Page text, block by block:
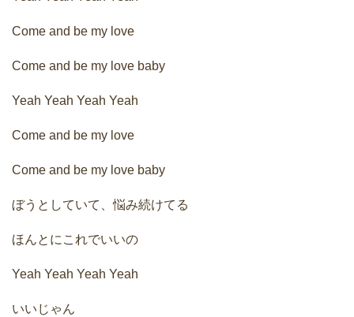
Come and be my love
Come and be my love baby
Yeah Yeah Yeah Yeah
Come and be my love
Come and be my love baby
ぼうとしていて、悩み続けてる
ほんとにこれでいいの
Yeah Yeah Yeah Yeah
いいじゃん